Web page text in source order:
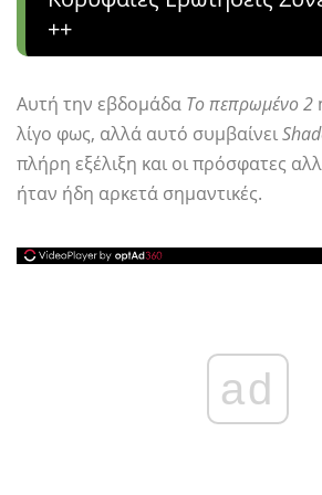
++
Αυτή την εβδομάδα Το πεπρωμένο 2
λίγο φως, αλλά αυτό συμβαίνει
πλήρη εξέλιξη και οι πρόσφατες
ήταν ήδη αρκετά σημαντικές.
ad